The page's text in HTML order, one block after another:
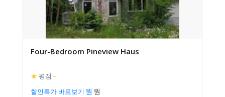
Four-Bedroom Pineview Haus
★ 평점 –
할인특가 바로보기